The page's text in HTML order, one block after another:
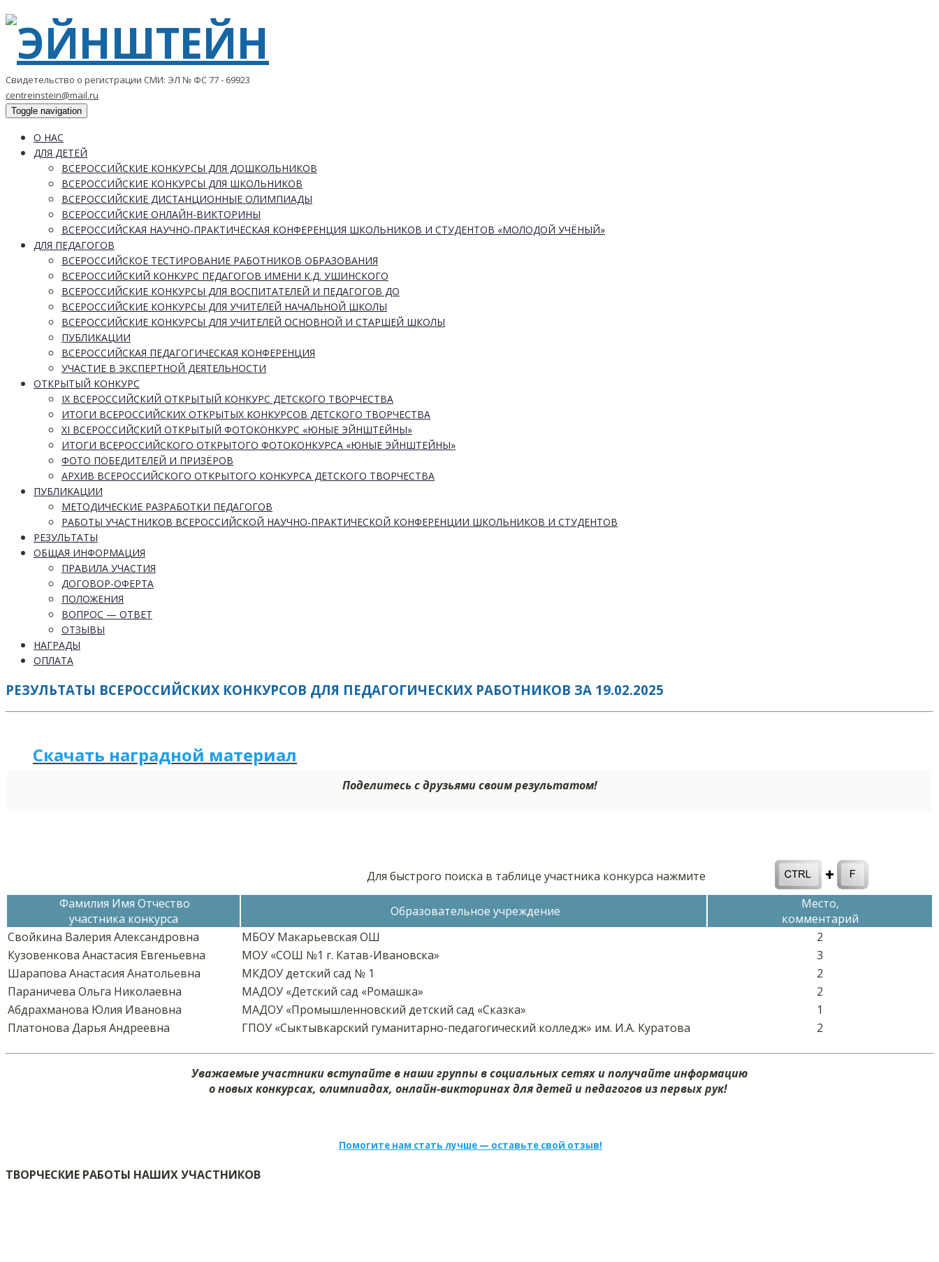
Свидетельство о регистрации СМИ: ЭЛ № ФС 77 - 69923
centreinstein@mail.ru
Toggle navigation
О НАС
ДЛЯ ДЕТЕЙ
ВСЕРОССИЙСКИЕ КОНКУРСЫ ДЛЯ ДОШКОЛЬНИКОВ
ВСЕРОССИЙСКИЕ КОНКУРСЫ ДЛЯ ШКОЛЬНИКОВ
ВСЕРОССИЙСКИЕ ДИСТАНЦИОННЫЕ ОЛИМПИАДЫ
ВСЕРОССИЙСКИЕ ОНЛАЙН-ВИКТОРИНЫ
ВСЕРОССИЙСКАЯ НАУЧНО-ПРАКТИЧЕСКАЯ КОНФЕРЕНЦИЯ ШКОЛЬНИКОВ И СТУДЕНТОВ «МОЛОДОЙ УЧЁНЫЙ»
ДЛЯ ПЕДАГОГОВ
ВСЕРОССИЙСКОЕ ТЕСТИРОВАНИЕ РАБОТНИКОВ ОБРАЗОВАНИЯ
ВСЕРОССИЙСКИЙ КОНКУРС ПЕДАГОГОВ ИМЕНИ К.Д. УШИНСКОГО
ВСЕРОССИЙСКИЕ КОНКУРСЫ ДЛЯ ВОСПИТАТЕЛЕЙ И ПЕДАГОГОВ ДО
ВСЕРОССИЙСКИЕ КОНКУРСЫ ДЛЯ УЧИТЕЛЕЙ НАЧАЛЬНОЙ ШКОЛЫ
ВСЕРОССИЙСКИЕ КОНКУРСЫ ДЛЯ УЧИТЕЛЕЙ ОСНОВНОЙ И СТАРШЕЙ ШКОЛЫ
ПУБЛИКАЦИИ
ВСЕРОССИЙСКАЯ ПЕДАГОГИЧЕСКАЯ КОНФЕРЕНЦИЯ
УЧАСТИЕ В ЭКСПЕРТНОЙ ДЕЯТЕЛЬНОСТИ
ОТКРЫТЫЙ КОНКУРС
IX ВСЕРОССИЙСКИЙ ОТКРЫТЫЙ КОНКУРС ДЕТСКОГО ТВОРЧЕСТВА
ИТОГИ ВСЕРОССИЙСКИХ ОТКРЫТЫХ КОНКУРСОВ ДЕТСКОГО ТВОРЧЕСТВА
XI ВСЕРОССИЙСКИЙ ОТКРЫТЫЙ ФОТОКОНКУРС «ЮНЫЕ ЭЙНШТЕЙНЫ»
ИТОГИ ВСЕРОССИЙСКОГО ОТКРЫТОГО ФОТОКОНКУРСА «ЮНЫЕ ЭЙНШТЕЙНЫ»
ФОТО ПОБЕДИТЕЛЕЙ И ПРИЗЁРОВ
АРХИВ ВСЕРОССИЙСКОГО ОТКРЫТОГО КОНКУРСА ДЕТСКОГО ТВОРЧЕСТВА
ПУБЛИКАЦИИ
МЕТОДИЧЕСКИЕ РАЗРАБОТКИ ПЕДАГОГОВ
РАБОТЫ УЧАСТНИКОВ ВСЕРОССИЙСКОЙ НАУЧНО-ПРАКТИЧЕСКОЙ КОНФЕРЕНЦИИ ШКОЛЬНИКОВ И СТУДЕНТОВ
РЕЗУЛЬТАТЫ
ОБЩАЯ ИНФОРМАЦИЯ
ПРАВИЛА УЧАСТИЯ
ДОГОВОР-ОФЕРТА
ПОЛОЖЕНИЯ
ВОПРОС — ОТВЕТ
ОТЗЫВЫ
НАГРАДЫ
ОПЛАТА
РЕЗУЛЬТАТЫ ВСЕРОССИЙСКИХ КОНКУРСОВ ДЛЯ ПЕДАГОГИЧЕСКИХ РАБОТНИКОВ ЗА 19.02.2025
Скачать наградной материал
Поделитесь с друзьями своим результатом!
Для быстрого поиска в таблице участника конкурса нажмите
Фамилия Имя Отчество
участника конкурса
Образовательное учреждение
Место,
комментарий
Свойкина Валерия Александровна
МБОУ Макарьевская ОШ
2
Кузовенкова Анастасия Евгеньевна
МОУ «СОШ №1 г. Катав-Ивановска»
3
Шарапова Анастасия Анатольевна
МКДОУ детский сад № 1
2
Параничева Ольга Николаевна
МАДОУ «Детский сад «Ромашка»
2
Абдрахманова Юлия Ивановна
МАДОУ «Промышленновский детский сад «Сказка»
1
Платонова Дарья Андреевна
ГПОУ «Сыктывкарский гуманитарно-педагогический колледж» им. И.А. Куратова 2
Уважаемые участники вступайте в наши группы в социальных сетях и получайте информацию
о новых конкурсах, олимпиадах, онлайн-викторинах для детей и педагогов из первых рук!
Помогите нам стать лучше — оставьте свой отзыв!
ТВОРЧЕСКИЕ РАБОТЫ НАШИХ УЧАСТНИКОВ